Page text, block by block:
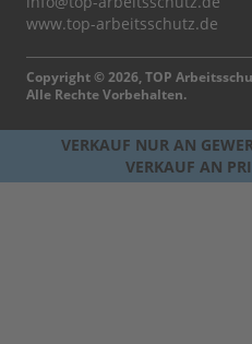
www.top-arbeitsschutz.de
Copyright © 2026, TOP
Alle Rechte Vorbehalten.
VERKAUF NUR AN
VERKAUF AN